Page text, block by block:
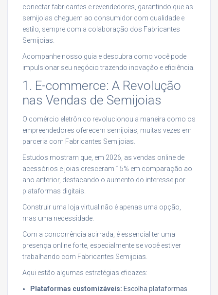
conectar fabricantes e revendedores, garantindo que as
semijoias cheguem ao consumidor com qualidade e
estilo, sempre com a colaboração dos Fabricantes
Semijoias.
Acompanhe nosso guia e descubra como você pode
impulsionar seu negócio trazendo inovação e eficiência.
1. E-commerce: A Revolução
nas Vendas de Semijoias
O comércio eletrônico revolucionou a maneira como os
empreendedores oferecem semijoias, muitas vezes em
parceria com Fabricantes Semijoias.
Estudos mostram que, em 2026, as vendas online de
acessórios e joias cresceram 15% em comparação ao
ano anterior, destacando o aumento do interesse por
plataformas digitais.
Construir uma loja virtual não é apenas uma opção,
mas uma necessidade.
Com a concorrência acirrada, é essencial ter uma
presença online forte, especialmente se você estiver
trabalhando com Fabricantes Semijoias.
Aqui estão algumas estratégias eficazes:
Plataformas customizáveis: Escolha plataformas